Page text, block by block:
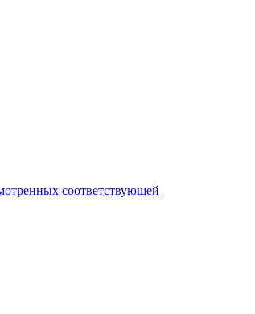
соответствующей